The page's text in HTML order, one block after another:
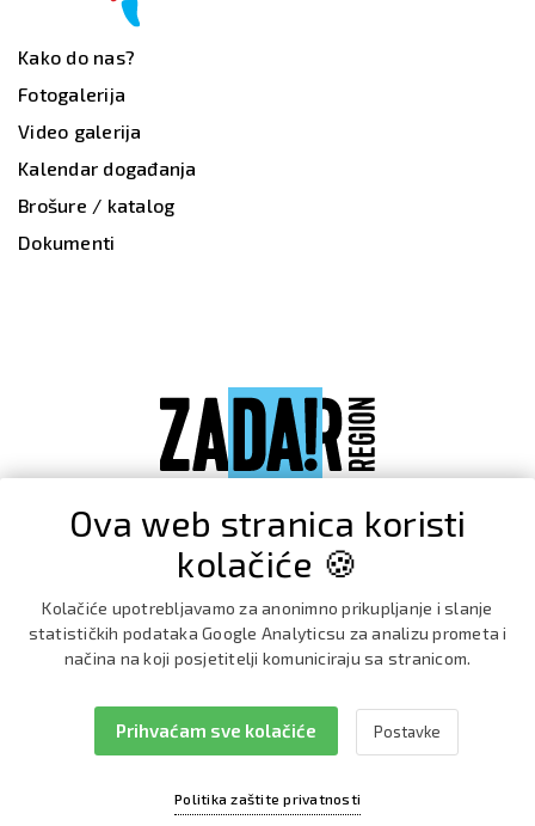
Kako do nas?
Fotogalerija
Video galerija
Kalendar događanja
Brošure / katalog
Dokumenti
Instagram
Ova web stranica koristi
kolačiće 🍪
Kolačiće upotrebljavamo za anonimno prikupljanje i slanje
statističkih podataka Google Analyticsu za analizu prometa i
načina na koji posjetitelji komuniciraju sa stranicom.
Politika zaštite privatnosti
Prihvaćam sve kolačiće Postavke